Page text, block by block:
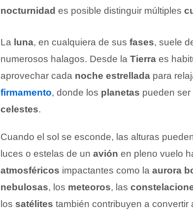
nocturnidad es posible distinguir múltiples
La luna, en cualquiera de sus fases, suele
numerosos halagos. Desde la Tierra es
aprovechar cada noche estrellada para
firmamento, donde los planetas pueden
celestes.
Cuando el sol se esconde, las alturas
luces o estelas de un avión en pleno vuelo
atmosféricos impactantes como la aurora
nebulosas, los meteoros, las
los satélites también contribuyen a convertir